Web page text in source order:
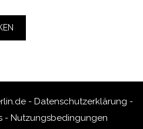
- Datenschutzerklärung -
- Nutzungsbedingungen